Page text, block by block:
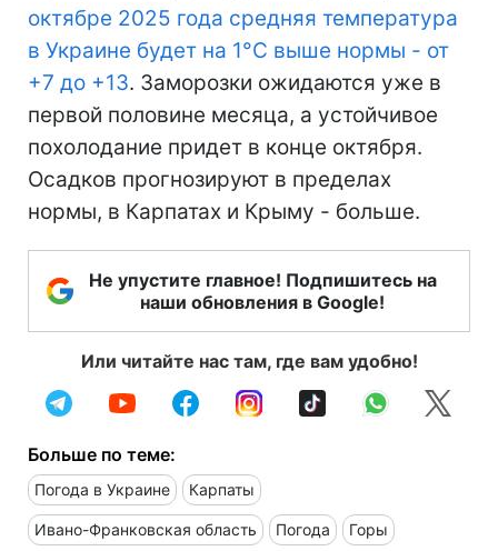
октябре 2025 года средняя температура
в Украине будет на 1°С выше нормы - от
+7 до +13. Заморозки ожидаются уже в
первой половине месяца, а устойчивое
похолодание придет в конце октября.
Осадков прогнозируют в пределах
нормы, в Карпатах и Крыму - больше.
Не упустите главное! Подпишитесь на
наши обновления в Google!
Или читайте нас там, где вам удобно!
Больше по теме:
Погода в Украине Карпаты
Ивано-Франковская область Погода Горы